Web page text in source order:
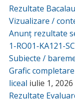
Rezultate
Vizualizare /
Anunț rezultate
1-RO01-KA121-
Subiecte /
Grafic
liceal iulie 1, 2026
Rezultate